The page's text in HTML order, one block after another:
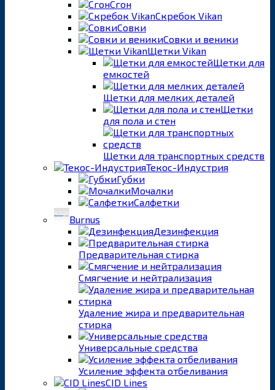
Сгон
Скребок Vikan
Совки
Совки и веники
Щетки Vikan
Щетки для
емкостей
Щетки для мелких деталей
Щетки
для пола и стен
Щетки для транспортных средств
Текос-Индустрия
Губки
Мочалки
Салфетки
Burnus
Дезинфекция
Предварительная стирка
Смягчение и нейтрализация
Удаление жира и предварительная
стирка
Универсальные средства
Усиление эффекта отбеливания
CID Lines